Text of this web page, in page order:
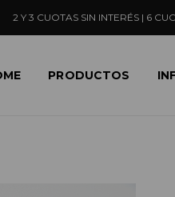
2 Y 3 CUOTAS SIN INTERÉS | 6
PRODUCTOS